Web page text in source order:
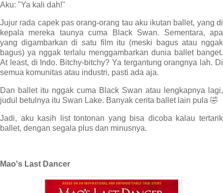
Aku: "Ya kali dah!"
Jujur rada capek pas orang-orang tau aku ikutan ballet, yang di
kepala mereka taunya cuma Black Swan. Sementara, apa
yang digambarkan di satu film itu (meski bagus atau nggak
bagus) ya nggak terlalu menggambarkan dunia ballet banget.
At least, di Indo. Bitchy-bitchy? Ya tergantung orangnya lah. Di
semua komunitas atau industri, pasti ada aja.
Dan ballet itu nggak cuma Black Swan atau lengkapnya lagi,
judul betulnya itu Swan Lake. Banyak cerita ballet lain pula 🤣
Jadi, aku kasih list tontonan yang bisa dicoba kalau tertarik
ballet, dengan segala plus dan minusnya.
Mao's Last Dancer